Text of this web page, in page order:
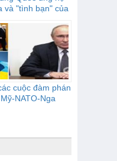
và "tình bạn" của
cuộc đàm phán
Mỹ-NATO-Nga